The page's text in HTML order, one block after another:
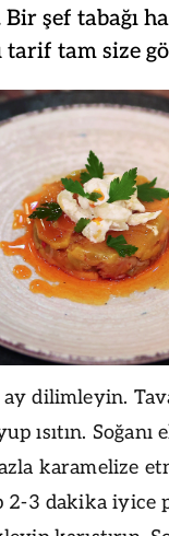
şef tabağı
tarif tam size
ay dilimleyin.
ısıtın. Soğanı
karamelize
2-3 dakika iyice